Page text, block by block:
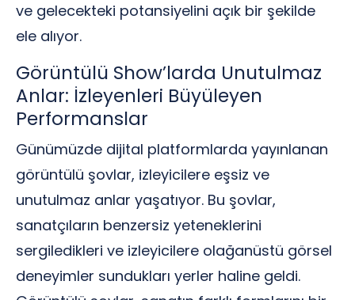
ve gelecekteki potansiyelini açık bir şekilde
ele alıyor.
Görüntülü Show’larda Unutulmaz
Anlar: İzleyenleri Büyüleyen
Performanslar
Günümüzde dijital platformlarda yayınlanan
görüntülü şovlar, izleyicilere eşsiz ve
unutulmaz anlar yaşatıyor. Bu şovlar,
sanatçıların benzersiz yeteneklerini
sergiledikleri ve izleyicilere olağanüstü görsel
deneyimler sundukları yerler haline geldi.